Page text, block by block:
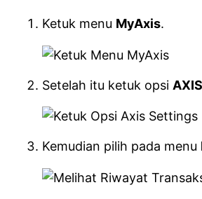
Ketuk menu MyAxis.
Setelah itu ketuk opsi
Kemudian pilih pada menu